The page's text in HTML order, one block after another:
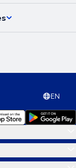
EN